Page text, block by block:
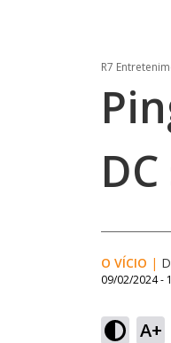
R7
O VÍCIO |
09/02/2024 -
A+